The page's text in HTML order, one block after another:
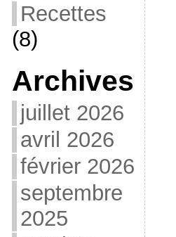
Recettes
(8)
Archives
juillet 2026
avril 2026
février 2026
septembre
2025